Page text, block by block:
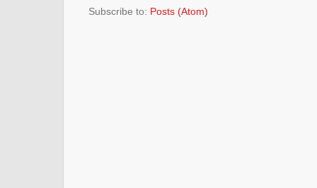
Subscribe to: Posts (Atom)